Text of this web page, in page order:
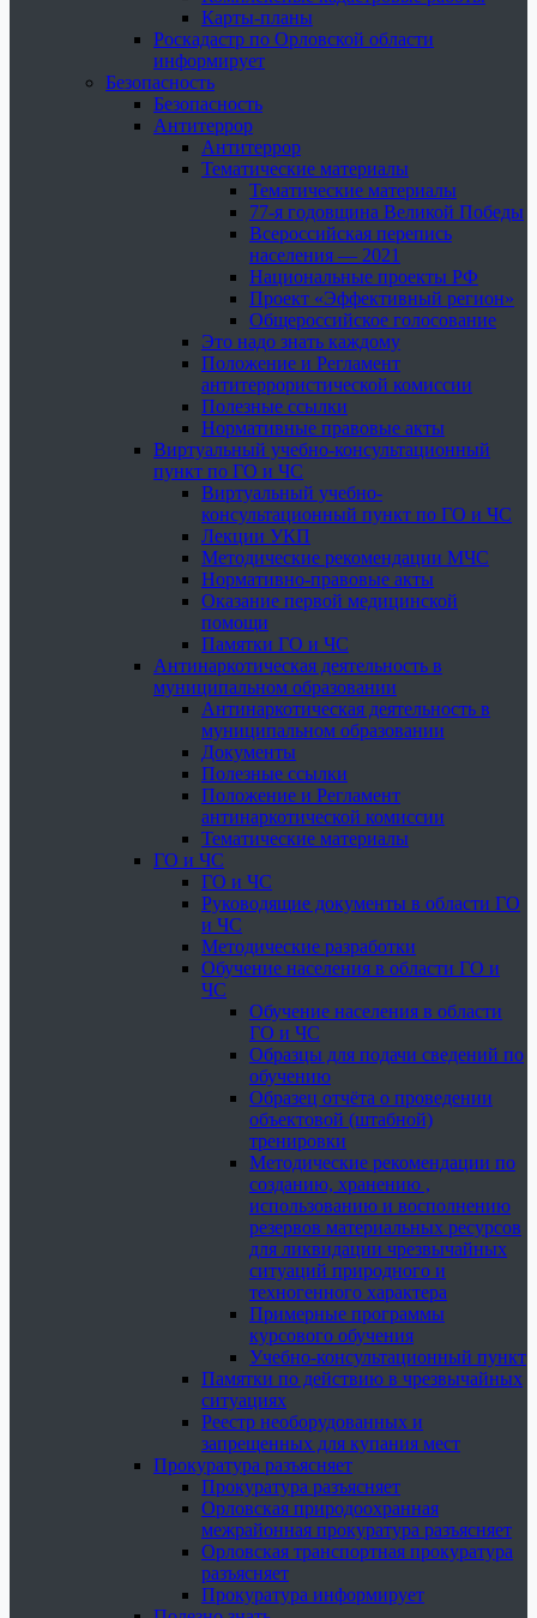
Карты-планы
Роскадастр по Орловской области
информирует
Безопасность
Безопасность
Антитеррор
Антитеррор
Тематические материалы
Тематические материалы
77-я годовщина Великой Победы
Всероссийская перепись
населения — 2021
Национальные проекты РФ
Проект «Эффективный регион»
Общероссийское голосование
Это надо знать каждому
Положение и Регламент
антитеррористической комиссии
Полезные ссылки
Нормативные правовые акты
Виртуальный учебно-консультационный
пункт по ГО и ЧС
Виртуальный учебно-
консультационный пункт по ГО и ЧС
Лекции УКП
Методические рекомендации МЧС
Нормативно-правовые акты
Оказание первой медицинской
помощи
Памятки ГО и ЧС
Антинаркотическая деятельность в
муниципальном образовании
Антинаркотическая деятельность в
муниципальном образовании
Документы
Полезные ссылки
Положение и Регламент
антинаркотической комиссии
Тематические материалы
ГО и ЧС
ГО и ЧС
Руководящие документы в области ГО
и ЧС
Методические разработки
Обучение населения в области ГО и
ЧС
Обучение населения в области
ГО и ЧС
Образцы для подачи сведений по
обучению
Образец отчёта о проведении
объектовой (штабной)
тренировки
Методические рекомендации по
созданию, хранению ,
использованию и восполнению
резервов материальных ресурсов
для ликвидации чрезвычайных
ситуаций природного и
техногенного характера
Примерные программы
курсового обучения
Учебно-консультационный пункт
Памятки по действию в чрезвычайных
ситуациях
Реестр необорудованных и
запрещенных для купания мест
Прокуратура разъясняет
Прокуратура разъясняет
Орловская природоохранная
межрайонная прокуратура разъясняет
Орловская транспортная прокуратура
разъясняет
Прокуратура информирует